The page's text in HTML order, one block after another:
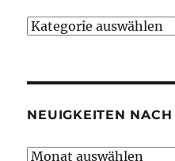
Neuigkeiten
NEUIGKEITEN
Neuigkeiten